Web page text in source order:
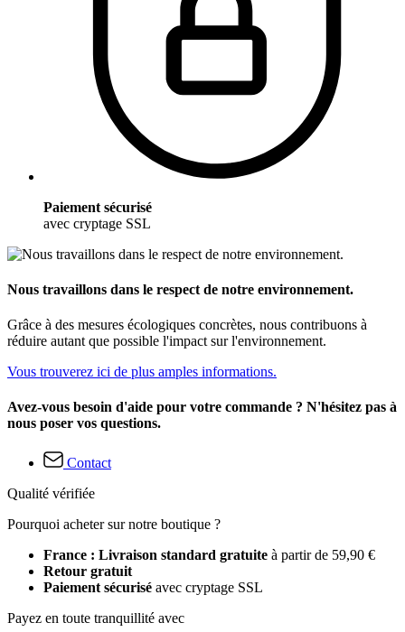
Paiement sécurisé
avec cryptage SSL
Nous travaillons dans le respect de notre environnement.
Grâce à des mesures écologiques concrètes, nous contribuons à
réduire autant que possible l'impact sur l'environnement.
Vous trouverez ici de plus amples informations.
Avez-vous besoin d'aide pour votre commande ? N'hésitez pas à
nous poser vos questions.
Contact
Qualité vérifiée
Pourquoi acheter sur notre boutique ?
France : Livraison standard gratuite à partir de 59,90 €
Retour gratuit
Paiement sécurisé avec cryptage SSL
Payez en toute tranquillité avec